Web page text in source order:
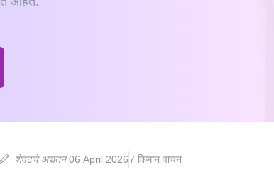
शेवटचे अद्यतन06 April 20267 किमान वाचन